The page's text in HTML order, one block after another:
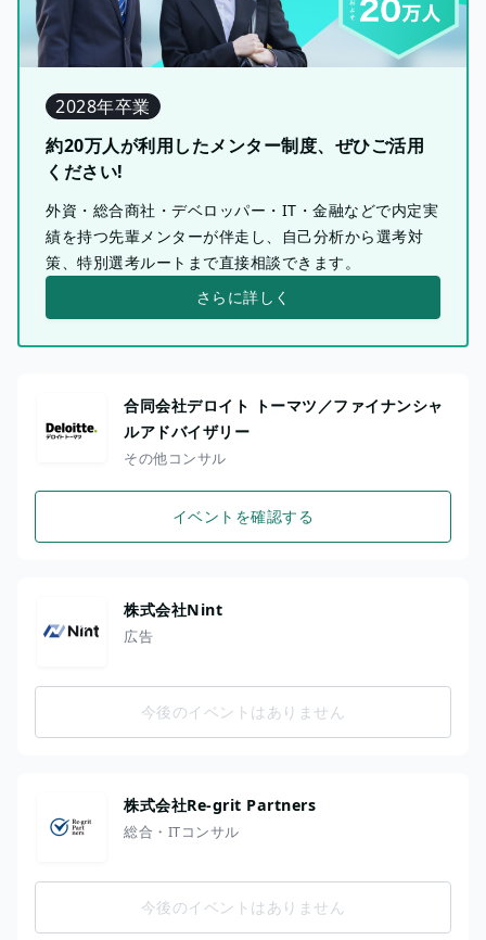
2028年卒業
約20万人が利用したメンター制度、ぜひご活用
ください!
外資・総合商社・デベロッパー・IT・金融などで内定実
績を持つ先輩メンターが伴走し、自己分析から選考対
策、特別選考ルートまで直接相談できます。
さらに詳しく
合同会社デロイト トーマツ／ファイナンシャ
ルアドバイザリー
その他コンサル
イベントを確認する
株式会社Nint
広告
今後のイベントはありません
株式会社Re-grit Partners
総合・ITコンサル
今後のイベントはありません